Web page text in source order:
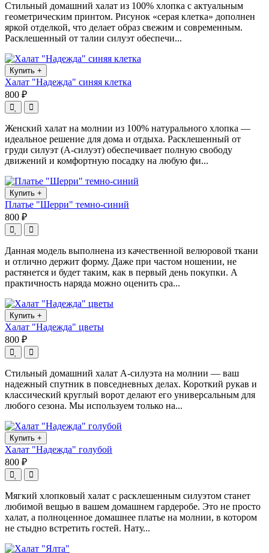
Стильный домашний халат из 100% хлопка с актуальным
геометрическим принтом. Рисунок «серая клетка» дополнен
яркой отделкой, что делает образ свежим и современным.
Расклешенный от талии силуэт обеспечи...
Купить +
Халат "Надежда" синяя клетка
800 ₽
Женский халат на молнии из 100% натурального хлопка —
идеальное решение для дома и отдыха. Расклешенный от
груди силуэт (А-силуэт) обеспечивает полную свободу
движений и комфортную посадку на любую фи...
Купить +
Платье "Шерри" темно-синий
800 ₽
Данная модель выполнена из качественной велюровой ткани
и отлично держит форму. Даже при частом ношении, не
растянется и будет таким, как в первый день покупки. А
практичность наряда можно оценить сра...
Купить +
Халат "Надежда" цветы
800 ₽
Стильный домашний халат А-силуэта на молнии — ваш
надежный спутник в повседневных делах. Короткий рукав и
классический круглый ворот делают его универсальным для
любого сезона. Мы используем только на...
Купить +
Халат "Надежда" голубой
800 ₽
Мягкий хлопковый халат с расклешенным силуэтом станет
любимой вещью в вашем домашнем гардеробе. Это не просто
халат, а полноценное домашнее платье на молнии, в котором
не стыдно встретить гостей. Нату...